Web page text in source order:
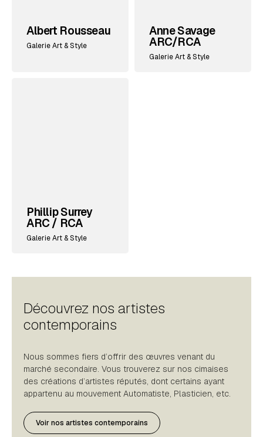
Albert Rousseau
Galerie Art & Style
Anne Savage
ARC/RCA
Galerie Art & Style
Phillip Surrey
ARC / RCA
Galerie Art & Style
Découvrez nos artistes
contemporains
Nous sommes fiers d’offrir des œuvres venant du
marché secondaire. Vous trouverez sur nos cimaises
des créations d’artistes réputés, dont certains ayant
appartenu au mouvement Automatiste, Plasticien, etc.
Voir nos artistes contemporains